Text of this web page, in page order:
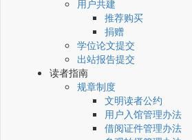
用户共建
推荐购买
捐赠
学位论文提交
出站报告提交
读者指南
规章制度
文明读者公约
用户入馆管理办法
借阅证件管理办法